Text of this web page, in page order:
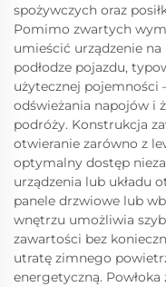
spożywczych oraz
Pomimo zwartych
umieścić urządzenie
podłodze pojazdu,
użytecznej pojemności
odświeżania napojów i
podróży. Konstrukcja
otwieranie zarówno z
optymalny dostęp
urządzenia lub układu
panele drzwiowe lub
wnętrzu umożliwia
zawartości bez
utratę zimnego
energetyczną.